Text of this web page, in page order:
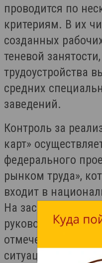
проводится по
критериям. В их
созданных
теневой
трудоустройства
средних
заведений.
Контроль за
карт»
федерального
рынком труда»,
входит в
На заседании,
руководством
отмечено, что
ситуации на